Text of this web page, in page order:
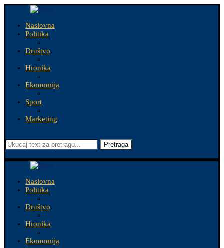
Naslovna
Politika
Društvo
Hronika
Ekonomija
Sport
Marketing
Pretraga
Naslovna
Politika
Društvo
Hronika
Ekonomija